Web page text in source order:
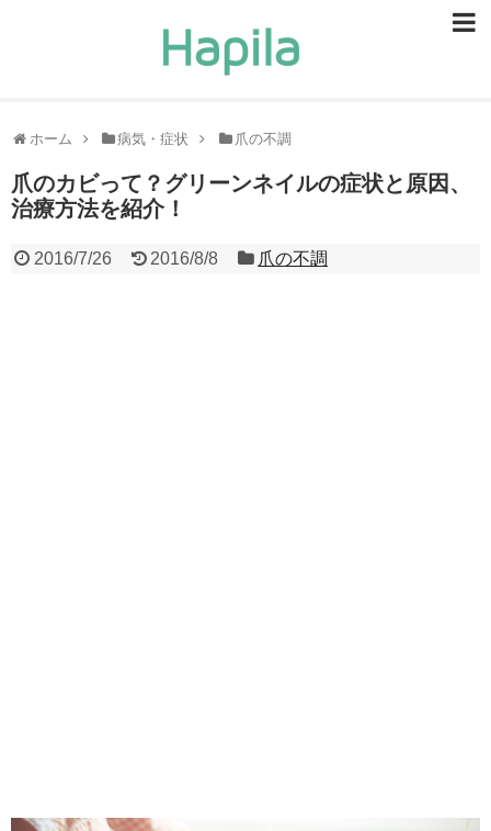
ホーム 病気・症状 爪の不調
爪のカビって？グリーンネイルの症状と原因、
治療方法を紹介！
2016/7/26 2016/8/8 爪の不調
ヘアケア
ヘルスケア
食事・食べ物